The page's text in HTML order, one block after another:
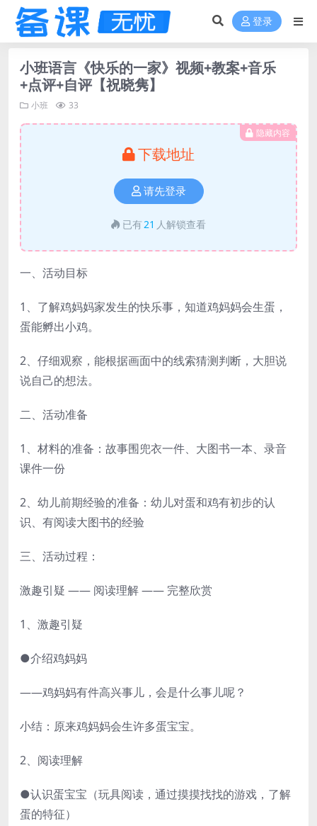
登录
小班语言《快乐的一家》视频+教案+音乐
+点评+自评【祝晓隽】
小班 33
隐藏内容
下载地址
请先登录
已有21 人解锁查看
一、活动目标
1、了解鸡妈妈家发生的快乐事，知道鸡妈妈会生蛋，
蛋能孵出小鸡。
2、仔细观察，能根据画面中的线索猜测判断，大胆说
说自己的想法。
二、活动准备
1、材料的准备：故事围兜衣一件、大图书一本、录音
课件一份
2、幼儿前期经验的准备：幼儿对蛋和鸡有初步的认
识、有阅读大图书的经验
三、活动过程：
激趣引疑 —— 阅读理解 —— 完整欣赏
1、激趣引疑
●介绍鸡妈妈
——鸡妈妈有件高兴事儿，会是什么事儿呢？
小结：原来鸡妈妈会生许多蛋宝宝。
2、阅读理解
●认识蛋宝宝（玩具阅读，通过摸摸找找的游戏，了解
蛋的特征）